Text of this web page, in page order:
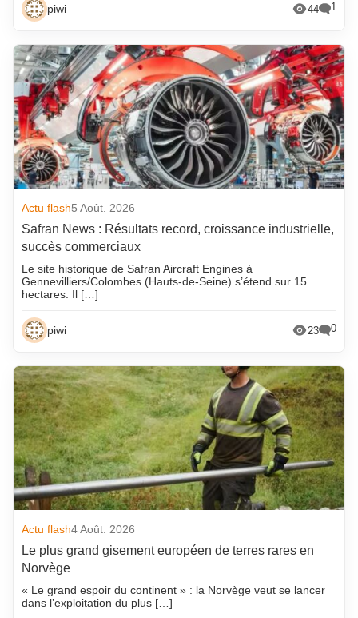
piwi 44 1
Actu flash5 Août. 2026
Safran News : Résultats record, croissance industrielle,
succès commerciaux
Le site historique de Safran Aircraft Engines à
Gennevilliers/Colombes (Hauts-de-Seine) s’étend sur 15
hectares. Il […]
piwi 23 0
Actu flash4 Août. 2026
Le plus grand gisement européen de terres rares en
Norvège
« Le grand espoir du continent » : la Norvège veut se lancer
dans l’exploitation du plus […]